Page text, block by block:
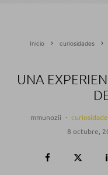
Inicio curiosidades
UNA
mmunozii ·
8 octubre,